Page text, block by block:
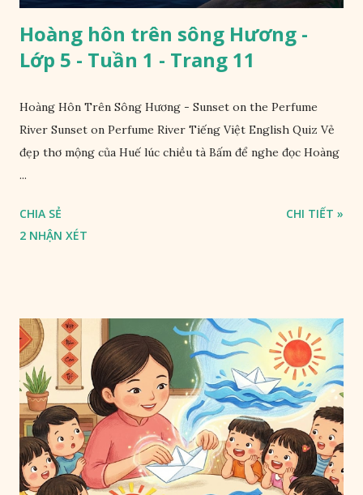
Hoàng hôn trên sông Hương -
Lớp 5 - Tuần 1 - Trang 11
Hoàng Hôn Trên Sông Hương - Sunset on the Perfume
River Sunset on Perfume River Tiếng Việt English Quiz Vẻ
đẹp thơ mộng của Huế lúc chiều tà Bấm để nghe đọc Hoàng
...
CHIA SẺ
2 NHẬN XÉT
CHI TIẾT »